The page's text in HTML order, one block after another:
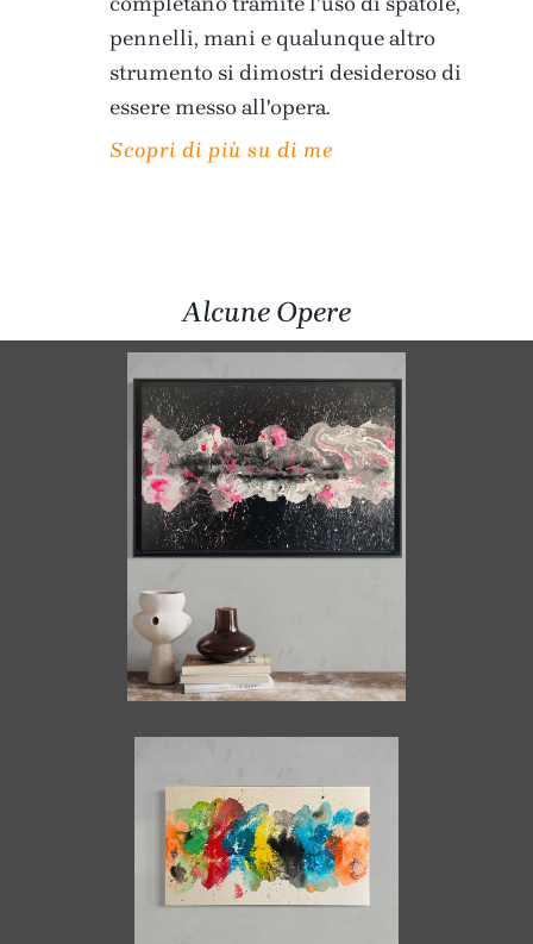
pennelli, mani e qualunque altro
strumento si dimostri desideroso di
essere messo all'opera.
Scopri di più su di me
Alcune Opere